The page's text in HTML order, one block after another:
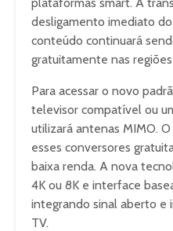
desligamento imediato
conteúdo continuará
gratuitamente nas
Para acessar o novo
televisor compatível ou
utilizará antenas MIMO.
esses conversores
baixa renda. A nova
4K ou 8K e interface
integrando sinal aberto
TV.